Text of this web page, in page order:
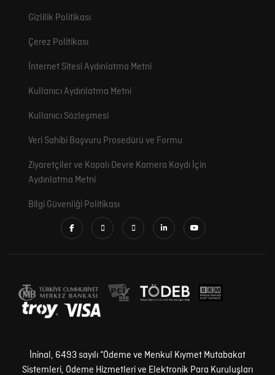
Gizlilik Politikası
Çerez Politikası
İnternet Sitesi Aydınlatma Metni
Kullanıcı Aydınlatma Metni
Kullanıcı Sözleşmesi
Veri Sahibi Başvuru Prosedürü ve Formu
Ziyaretçiler ve Kapalı Devre Kamera Kaydı İçin
Aydınlatma Metni
Bilgi Güvenliği Politikası
İninal, 6493 sayılı “Ödeme ve Menkul Kıymet Mutabakat
Sistemleri, Ödeme Hizmetleri ve Elektronik Para Kuruluşları